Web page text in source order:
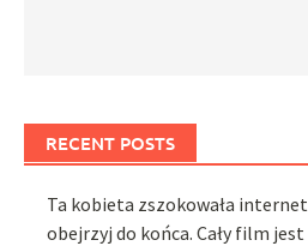
RECENT POSTS
Ta kobieta zszokowała
obejrzyj do końca. Cały film